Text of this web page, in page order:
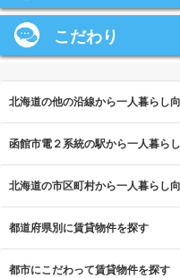
こだわり
北海道の他の沿線から一人暮らし
函館市電２系統の駅から一人暮ら
北海道の市区町村から一人暮らし
都道府県別に賃貸物件を探す
都市にこだわって賃貸物件を探す